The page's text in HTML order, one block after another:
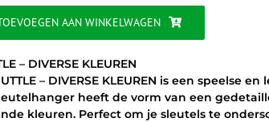
AAN WINKELWAGEN
– DIVERSE KLEUREN
– DIVERSE KLEUREN is een speelse
heeft de vorm van een
kleuren. Perfect om je sleutels te